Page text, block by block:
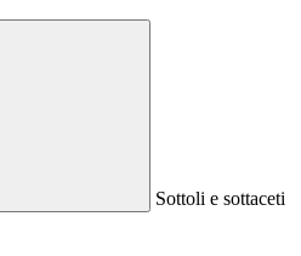
Sottoli e sottaceti